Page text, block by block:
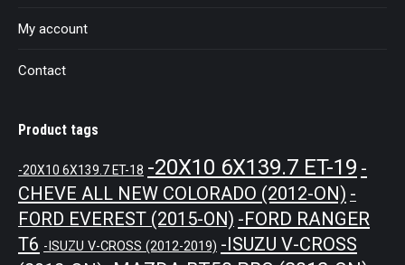
My account
Contact
Product tags
-20X10 6X139.7 ET-18 -20X10 6X139.7 ET-19 -
CHEVE ALL NEW COLORADO (2012-ON) -
FORD EVEREST (2015-ON) -FORD RANGER
T6 -ISUZU V-CROSS (2012-2019) -ISUZU V-CROSS